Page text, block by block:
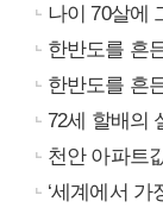
나이 70살에
한반도를 흔
한반도를 흔
72세 할배의
천안 아파트
‘세계에서